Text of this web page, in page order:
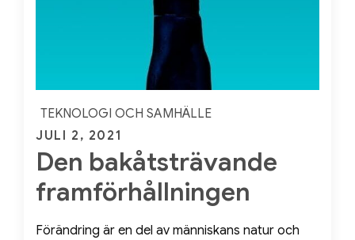
TEKNOLOGI OCH SAMHÄLLE
Posted
on
JULI 2, 2021
Den bakåtsträvande
framförhållningen
Förändring är en del av människans natur och